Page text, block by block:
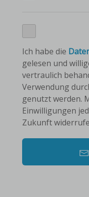
Ich habe die
gelesen und
vertraulich
Verwendung
genutzt werden.
Einwilligungen
Zukunft